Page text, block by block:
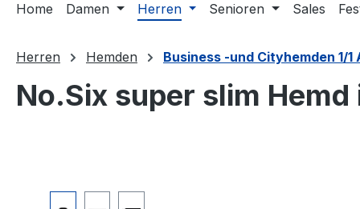
Home Damen Herren Senioren Sales
Herren Hemden Business -und Cityhemden 1/1
No.Six super slim